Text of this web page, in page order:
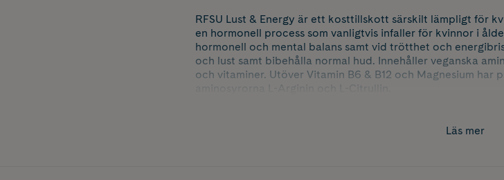
RFSU Lust & Energy är ett kosttillskott särskilt lämpligt för
en hormonell process som vanligtvis infaller för kvinnor i
hormonell och mental balans samt vid trötthet och
och lust samt bibehålla normal hud. Innehåller veganska
och vitaminer. Utöver Vitamin B6 & B12 och Magnesium
aminosyrorna L-Arginin och L-Citrullin.
Magnesium bidrar till att minska trötthet och utmattning.
Läs mer